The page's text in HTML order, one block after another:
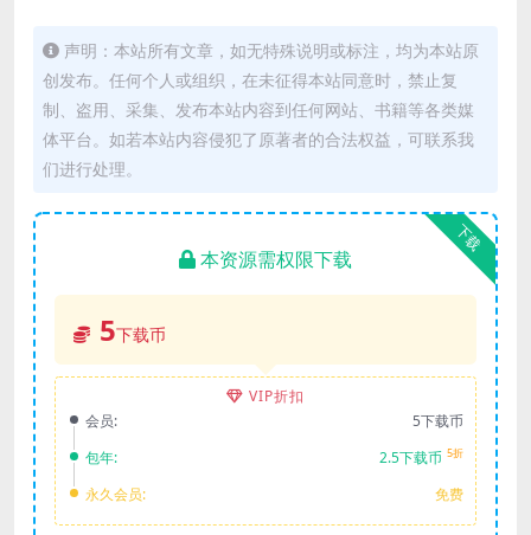
声明：本站所有文章，如无特殊说明或标注，均为本站原
创发布。任何个人或组织，在未征得本站同意时，禁止复
制、盗用、采集、发布本站内容到任何网站、书籍等各类媒
体平台。如若本站内容侵犯了原著者的合法权益，可联系我
们进行处理。
下载
本资源需权限下载
5下载币
VIP折扣
会员:
5下载币
包年:
2.5下载币 5折
永久会员: 免费